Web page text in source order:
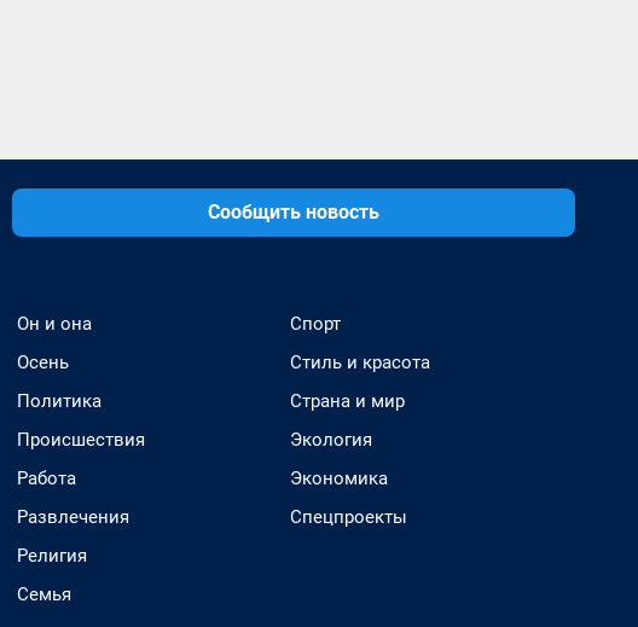
Сообщить новость
Он и она
Осень
Политика
Происшествия
Работа
Развлечения
Религия
Семья
Спорт
Стиль и красота
Страна и мир
Экология
Экономика
Спецпроекты